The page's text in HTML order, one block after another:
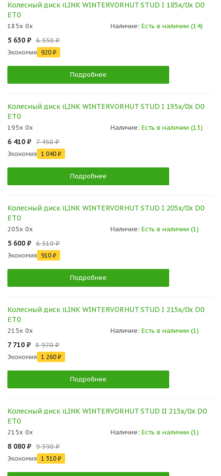
Колесный диск iLINK WINTERVORHUT STUD I 185x/0x D0
ET0
185x 0x Наличие: Есть в наличии (14)
5 630 ₽ 6 550 ₽
Экономия 920 ₽
Подробнее
Колесный диск iLINK WINTERVORHUT STUD I 195x/0x D0
ET0
195x 0x Наличие: Есть в наличии (13)
6 410 ₽ 7 450 ₽
Экономия 1 040 ₽
Подробнее
Колесный диск iLINK WINTERVORHUT STUD I 205x/0x D0
ET0
205x 0x Наличие: Есть в наличии (1)
5 600 ₽ 6 510 ₽
Экономия 910 ₽
Подробнее
Колесный диск iLINK WINTERVORHUT STUD I 215x/0x D0
ET0
215x 0x Наличие: Есть в наличии (1)
7 710 ₽ 8 970 ₽
Экономия 1 260 ₽
Подробнее
Колесный диск iLINK WINTERVORHUT STUD II 215x/0x D0
ET0
215x 0x Наличие: Есть в наличии (1)
8 080 ₽ 9 390 ₽
Экономия 1 310 ₽